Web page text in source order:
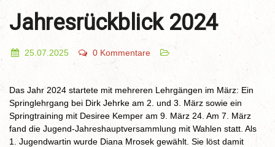
Jahresrückblick 2024
25.07.2025 0 Kommentare
Das Jahr 2024 startete mit mehreren Lehrgängen im März: Ein
Springlehrgang bei Dirk Jehrke am 2. und 3. März sowie ein
Springtraining mit Desiree Kemper am 9. März 24. Am 7. März
fand die Jugend-Jahreshauptversammlung mit Wahlen statt. Als
1. Jugendwartin wurde Diana Mrosek gewählt. Sie löst damit